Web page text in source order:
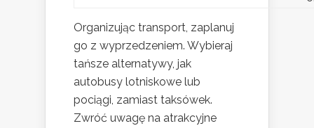
Organizując transport, zaplanuj
go z wyprzedzeniem. Wybieraj
tańsze alternatywy, jak
autobusy lotniskowe lub
pociągi, zamiast taksówek.
Zwróć uwagę na atrakcyjne